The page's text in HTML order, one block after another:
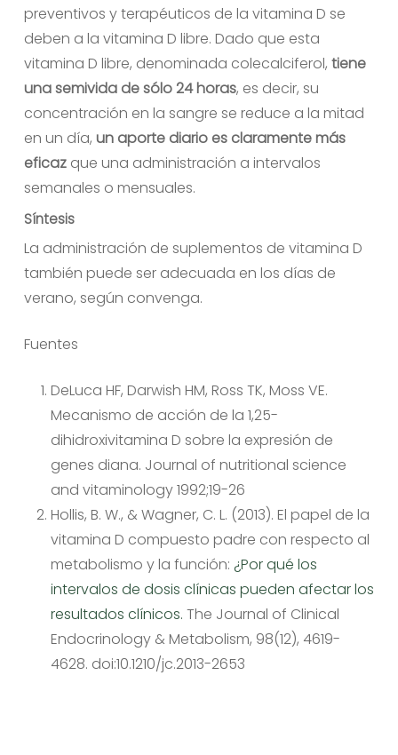
No hay productos en el carrito.
Ir A La Tienda
preventivos y terapéuticos de la vitamina D se
deben a la vitamina D libre. Dado que esta
vitamina D libre, denominada colecalciferol, tiene
una semivida de sólo 24 horas, es decir, su
concentración en la sangre se reduce a la mitad
en un día, un aporte diario es claramente más
eficazque una administración a intervalos
semanales o mensuales.
Síntesis
La administración de suplementos de vitamina D
también puede ser adecuada en los días de
verano, según convenga.
Fuentes
DeLuca HF, Darwish HM, Ross TK, Moss VE.
Mecanismo de acción de la 1,25-
dihidroxivitamina D sobre la expresión de
genes diana. Journal of nutritional science
and vitaminology 1992;19-26
Hollis, B. W., & Wagner, C. L. (2013). El papel de la
vitamina D compuesto padre con respecto al
metabolismo y la función: ¿Por qué los
intervalos de dosis clínicas pueden afectar los
resultados clínicos. The Journal of Clinical
Endocrinology & Metabolism, 98(12), 4619-
4628. doi:10.1210/jc.2013-2653